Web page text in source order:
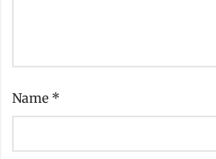
Name *